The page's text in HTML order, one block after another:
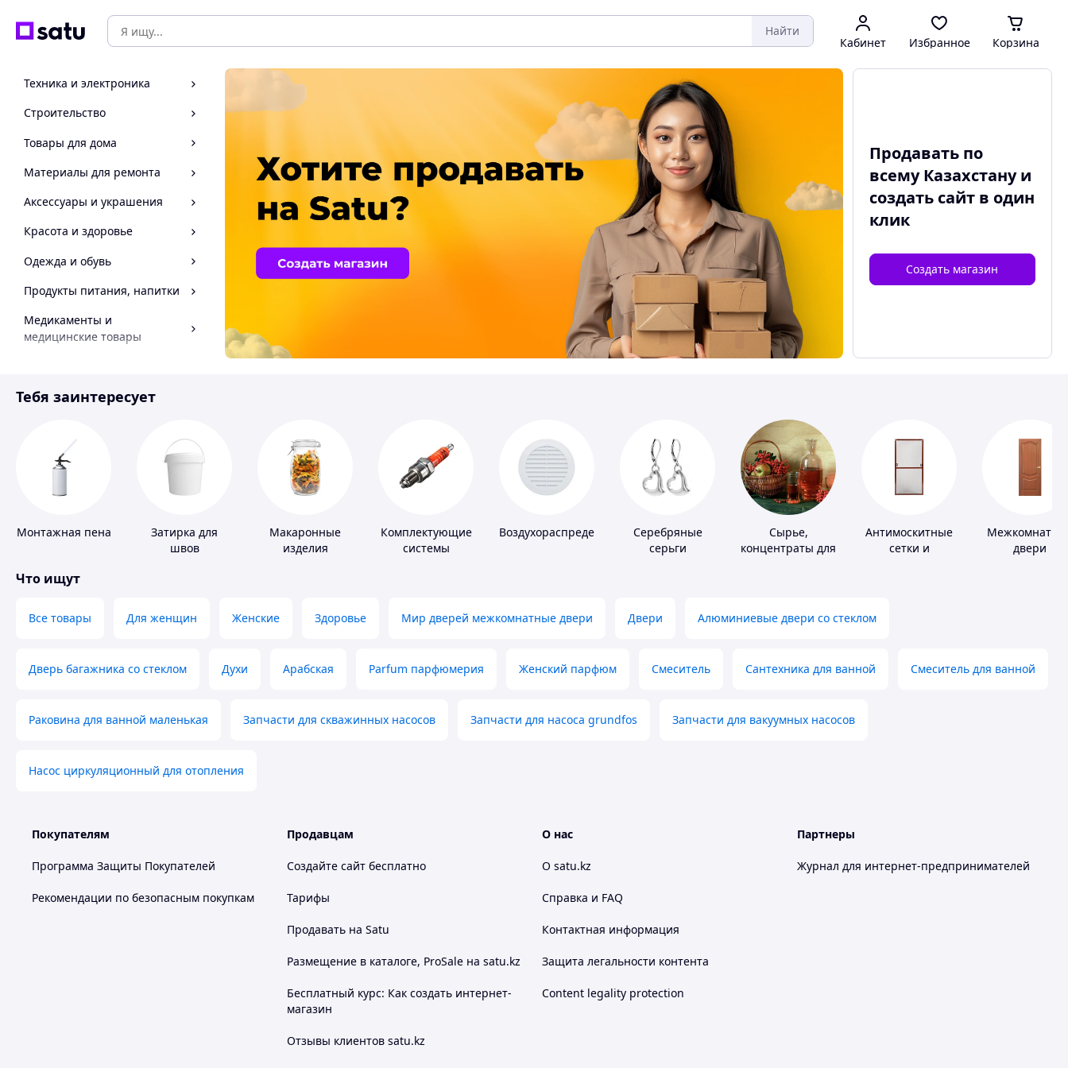
Найти
Кабинет Избранное Корзина
Техника и электроника
Строительство
Товары для дома
Материалы для ремонта
Аксессуары и украшения
Красота и здоровье
Одежда и обувь
Продукты питания, напитки
Медикаменты и
медицинские товары
Инструмент
Продавать по
всему Казахстану и
создать сайтв один
клик
Создать магазин
Тебя заинтересует
Монтажная пена
Затирка для
швов
Макаронные
изделия
Комплектующие
системы
Воздухораспределители Серебряные
серьги
Сырье,
концентраты для
Антимоскитные
сетки и
двери
Что ищут
Все товары Для женщин Женские Здоровье Мир дверей межкомнатные двери Двери Алюминиевые двери со стеклом
Дверь багажника со стеклом Духи Арабская Parfum парфюмерия Женский парфюм Смеситель Сантехника для ванной Смеситель для ванной
Раковина для ванной маленькая Запчасти для скважинных насосов Запчасти для насоса grundfos Запчасти для вакуумных насосов
Насос циркуляционный для отопления
Покупателям
Программа Защиты Покупателей
Рекомендации по безопасным покупкам
Продавцам
Создайте сайт бесплатно
Тарифы
Продавать на Satu
Размещение в каталоге, ProSale на satu.kz
Бесплатный курс: Как создать интернет-
магазин
Отзывы клиентов satu.kz
О нас
О satu.kz
Справка и FAQ
Контактная информация
Защита легальности контента
Content legality protection
Партнеры
Журнал для интернет-предпринимателей